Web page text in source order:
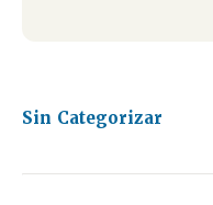
Sin Categorizar